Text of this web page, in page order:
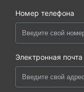
Номер телефона
Электронная